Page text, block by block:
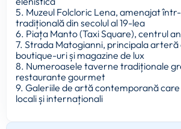
5. Muzeul Folcloric Lena, amenajat
tradițională din secolul al 19-lea
6. Piața Manto (Taxi Square), centrul
7. Strada Matogianni, principala arteră
boutique-uri și magazine de lux
8. Numeroasele taverne tradiționale
restaurante gourmet
9. Galeriile de artă contemporană
locali și internaționali